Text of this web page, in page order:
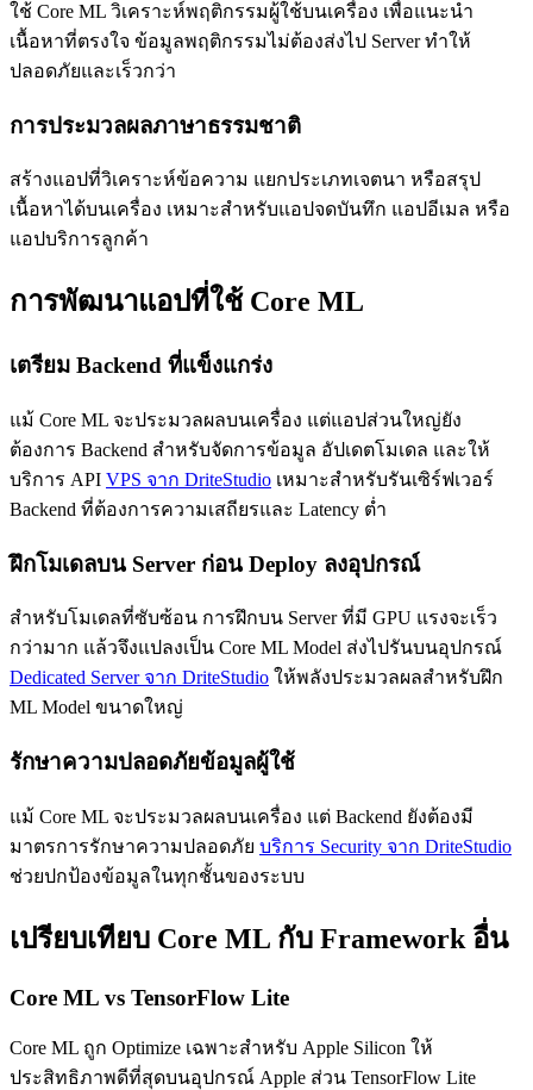
ใช้ Core ML วิเคราะห์พฤติกรรมผู้ใช้บนเครื่อง เพื่อแนะนำ
เนื้อหาที่ตรงใจ ข้อมูลพฤติกรรมไม่ต้องส่งไป Server ทำให้
ปลอดภัยและเร็วกว่า
การประมวลผลภาษาธรรมชาติ
สร้างแอปที่วิเคราะห์ข้อความ แยกประเภทเจตนา หรือสรุป
เนื้อหาได้บนเครื่อง เหมาะสำหรับแอปจดบันทึก แอปอีเมล หรือ
แอปบริการลูกค้า
การพัฒนาแอปที่ใช้ Core ML
เตรียม Backend ที่แข็งแกร่ง
แม้ Core ML จะประมวลผลบนเครื่อง แต่แอปส่วนใหญ่ยัง
ต้องการ Backend สำหรับจัดการข้อมูล อัปเดตโมเดล และให้
บริการ API VPS จาก DriteStudio เหมาะสำหรับรันเซิร์ฟเวอร์
Backend ที่ต้องการความเสถียรและ Latency ต่ำ
ฝึกโมเดลบน Server ก่อน Deploy ลงอุปกรณ์
สำหรับโมเดลที่ซับซ้อน การฝึกบน Server ที่มี GPU แรงจะเร็ว
กว่ามาก แล้วจึงแปลงเป็น Core ML Model ส่งไปรันบนอุปกรณ์
Dedicated Server จาก DriteStudio ให้พลังประมวลผลสำหรับฝึก
ML Model ขนาดใหญ่
รักษาความปลอดภัยข้อมูลผู้ใช้
แม้ Core ML จะประมวลผลบนเครื่อง แต่ Backend ยังต้องมี
มาตรการรักษาความปลอดภัย บริการ Security จาก DriteStudio
ช่วยปกป้องข้อมูลในทุกชั้นของระบบ
เปรียบเทียบ Core ML กับ Framework อื่น
Core ML vs TensorFlow Lite
Core ML ถูก Optimize เฉพาะสำหรับ Apple Silicon ให้
ประสิทธิภาพดีที่สุดบนอุปกรณ์ Apple ส่วน TensorFlow Lite